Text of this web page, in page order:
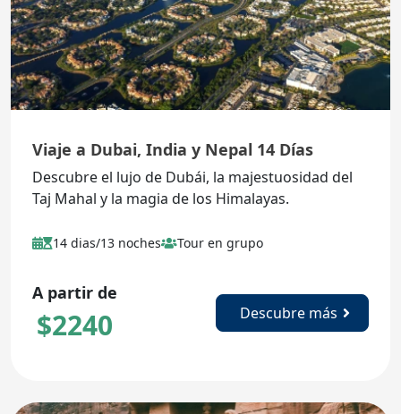
Viaje a Dubai, India y Nepal 14 Días
Descubre el lujo de Dubái, la majestuosidad del
Taj Mahal y la magia de los Himalayas.
14 dias/13 noches Tour en grupo
A partir de
$2240 Descubre más